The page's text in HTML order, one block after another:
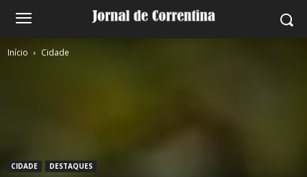
Início Cidade
CIDADE DESTAQUES